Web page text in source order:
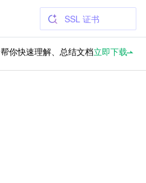
SSL 证书
帮你快速理解、总结文档立即下载